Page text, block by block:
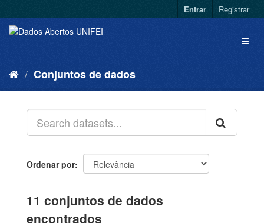
Entrar Registrar
Conjuntos de dados
Ordenar por
11 conjuntos de dados
encontrados